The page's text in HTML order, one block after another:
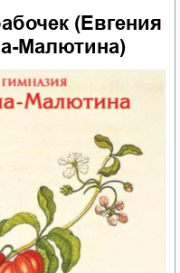
(Евгения
Малютина)